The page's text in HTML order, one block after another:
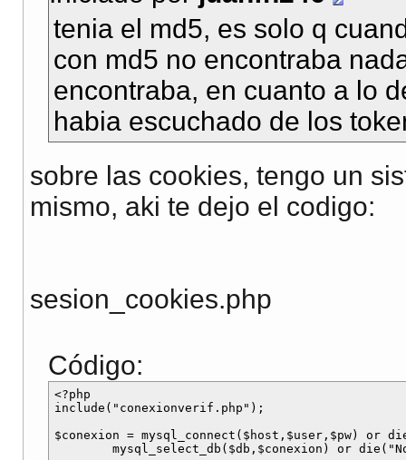
tenia el md5, es solo q
con md5 no encontraba
encontraba, en cuanto a lo
habia escuchado de los
sobre las cookies, tengo un
mismo, aki te dejo el codigo:
sesion_cookies.php
Código:
<?php
include("conexionverif.php");
$conexion = mysql_connect($host,$user,$pw)